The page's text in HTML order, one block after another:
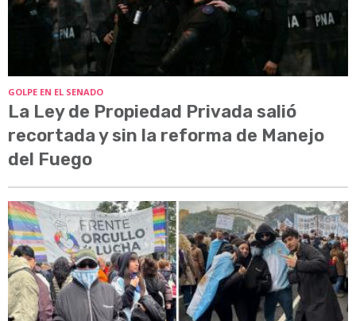
GOLPE EN EL SENADO
La Ley de Propiedad Privada salió
recortada y sin la reforma de Manejo
del Fuego